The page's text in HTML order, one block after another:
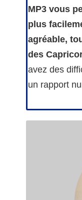
MP3 vous
plus
agréable,
des
avez des
un rapport